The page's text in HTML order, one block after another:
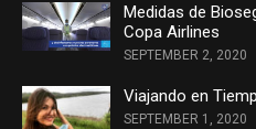
Medidas de
Copa Airlines
SEPTEMBER 2, 2020
Viajando en
SEPTEMBER 1, 2020